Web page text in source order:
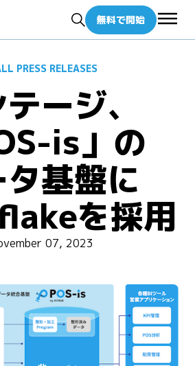
無料で開始
PRESS RELEASES
ージ、
is」の
基盤に
を採用
07, 2023